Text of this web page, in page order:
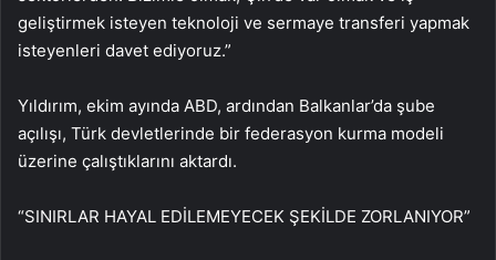
geliştirmek isteyen teknoloji ve sermaye transferi yapmak
isteyenleri davet ediyoruz.”
Yıldırım, ekim ayında ABD, ardından Balkanlar’da şube
açılışı, Türk devletlerinde bir federasyon kurma modeli
üzerine çalıştıklarını aktardı.
“SINIRLAR HAYAL EDİLEMEYECEK ŞEKİLDE ZORLANIYOR”